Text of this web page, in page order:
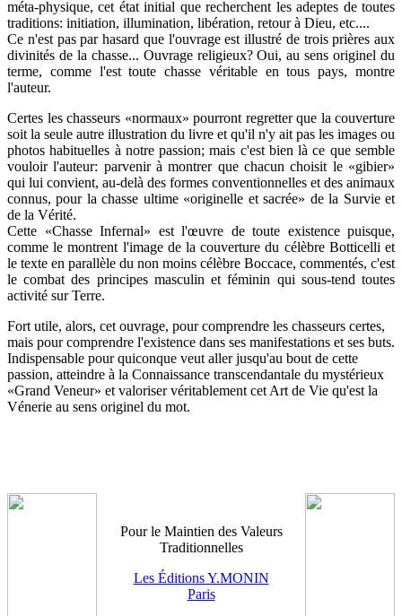
méta-physique, cet état initial que recherchent les adeptes de toutes
traditions: initiation, illumination, libération, retour à Dieu, etc....
Ce n'est pas par hasard que l'ouvrage est illustré de trois prières aux
divinités de la chasse... Ouvrage religieux? Oui, au sens originel du
terme, comme l'est toute chasse véritable en tous pays, montre
l'auteur.
Certes les chasseurs «normaux» pourront regretter que la couverture
soit la seule autre illustration du livre et qu'il n'y ait pas les images ou
photos habituelles à notre passion; mais c'est bien là ce que semble
vouloir l'auteur: parvenir à montrer que chacun choisit le «gibier»
qui lui convient, au-delà des formes conventionnelles et des animaux
connus, pour la chasse ultime «originelle et sacrée» de la Survie et
de la Vérité.
Cette «Chasse Infernal» est l'œuvre de toute existence puisque,
comme le montrent l'image de la couverture du célèbre Botticelli et
le texte en parallèle du non moins célèbre Boccace, commentés, c'est
le combat des principes masculin et féminin qui sous-tend toutes
activité sur Terre.
Fort utile, alors, cet ouvrage, pour comprendre les chasseurs certes,
mais pour comprendre l'existence dans ses manifestations et ses buts.
Indispensable pour quiconque veut aller jusqu'au bout de cette
passion, atteindre à la Connaissance transcendantale du mystérieux
«Grand Veneur» et valoriser véritablement cet Art de Vie qu'est la
Vénerie au sens originel du mot.
Pour le Maintien des Valeurs
Traditionnelles
Les Éditions Y.MONIN
Paris